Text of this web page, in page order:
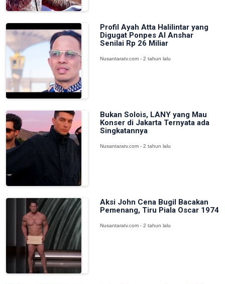
Profil Ayah Atta Halilintar yang
Digugat Ponpes Al Anshar
Senilai Rp 26 Miliar
Nusantaratv.com - 2 tahun lalu
Bukan Solois, LANY yang Mau
Konser di Jakarta Ternyata ada
Singkatannya
Nusantaratv.com - 2 tahun lalu
Aksi John Cena Bugil Bacakan
Pemenang, Tiru Piala Oscar 1974
Nusantaratv.com - 2 tahun lalu